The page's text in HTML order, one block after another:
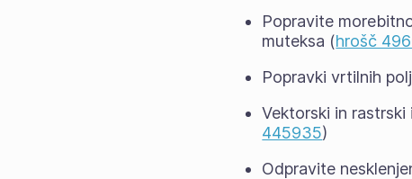
Popravite
muteksa (hrošč
Popravki vrtilnih
Vektorski in
445935)
Odpravite